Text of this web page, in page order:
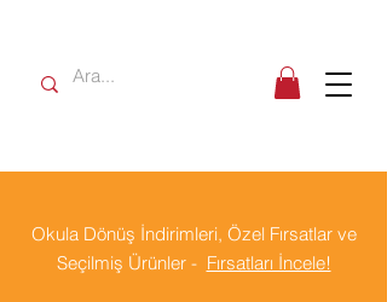
Okula Dönüş İndirimleri, Özel Fırsatlar ve
Seçilmiş Ürünler - Fırsatları İncele!